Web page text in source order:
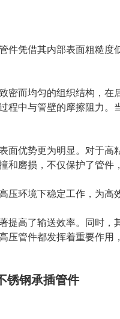
凭借其内部表面粗糙
而均匀的组织结构，
中与管壁的摩擦阻力
优势更为明显。对于
磨损，不仅保护了管件
环境下稳定工作，为高
高了输送效率。同时，
管件都发挥着重要作用
锈钢承插管件